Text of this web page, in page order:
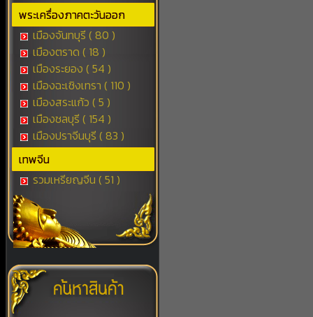
พระเครื่องภาคตะวันออก
เมืองจันทบุรี ( 80 )
เมืองตราด ( 18 )
เมืองระยอง ( 54 )
เมืองฉะเชิงเทรา ( 110 )
เมืองสระแก้ว ( 5 )
เมืองชลบุรี ( 154 )
เมืองปราจีนบุรี ( 83 )
เทพจีน
รวมเหรียญจีน ( 51 )